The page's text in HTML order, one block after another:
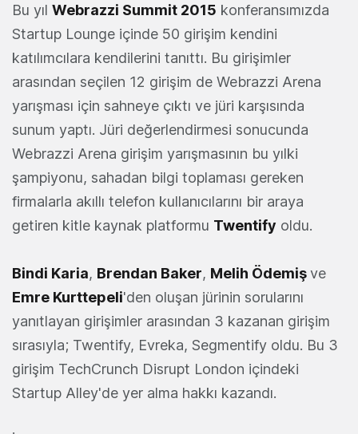
Bu yıl Webrazzi Summit 2015 konferansımızda
Startup Lounge içinde 50 girişim kendini
katılımcılara kendilerini tanıttı. Bu girişimler
arasından seçilen 12 girişim de Webrazzi Arena
yarışması için sahneye çıktı ve jüri karşısında
sunum yaptı. Jüri değerlendirmesi sonucunda
Webrazzi Arena girişim yarışmasının bu yılki
şampiyonu, sahadan bilgi toplaması gereken
firmalarla akıllı telefon kullanıcılarını bir araya
getiren kitle kaynak platformu Twentify oldu.
Bindi Karia, Brendan Baker, Melih Ödemişve
Emre Kurttepeli'den oluşan jürinin sorularını
yanıtlayan girişimler arasından 3 kazanan girişim
sırasıyla; Twentify, Evreka, Segmentify oldu. Bu 3
girişim TechCrunch Disrupt London içindeki
Startup Alley'de yer alma hakkı kazandı.